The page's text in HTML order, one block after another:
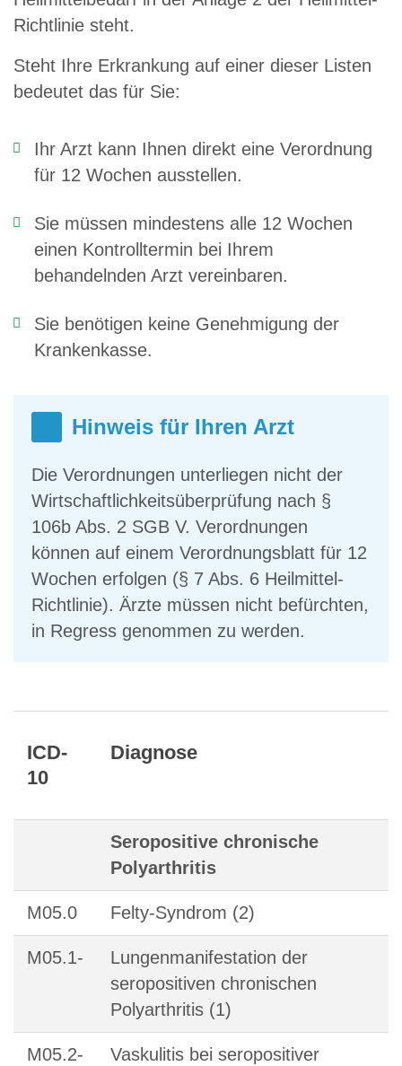
Richtlinie steht.
Steht Ihre Erkrankung auf einer dieser Listen
bedeutet das für Sie:
Ihr Arzt kann Ihnen direkt eine Verordnung
für 12 Wochen ausstellen.
Sie müssen mindestens alle 12 Wochen
einen Kontrolltermin bei Ihrem
behandelnden Arzt vereinbaren.
Sie benötigen keine Genehmigung der
Krankenkasse.
Hinweis für Ihren Arzt
Die Verordnungen unterliegen nicht der
Wirtschaftlichkeitsüberprüfung nach §
106b Abs. 2 SGB V. Verordnungen
können auf einem Verordnungsblatt für 12
Wochen erfolgen (§ 7 Abs. 6 Heilmittel-
Richtlinie). Ärzte müssen nicht befürchten,
in Regress genommen zu werden.
ICD-
10
Diagnose
Seropositive chronische
Polyarthritis
M05.0 Felty-Syndrom (2)
M05.1-
Lungenmanifestation der
seropositiven chronischen
Polyarthritis (1)
M05.2-
Vaskulitis bei seropositiver